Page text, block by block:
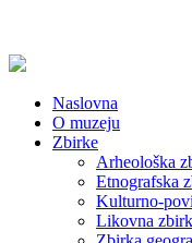
Naslovna
O muzeju
Zbirke
Arheološka
Etnografska
Kulturno-
Likovna